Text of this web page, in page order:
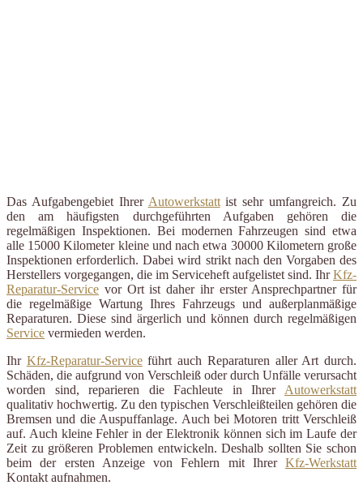
Das Aufgabengebiet Ihrer Autowerkstattist sehr umfangreich. Zu
den am häufigsten durchgeführten Aufgaben gehören die
regelmäßigen Inspektionen. Bei modernen Fahrzeugen sind etwa
alle 15000 Kilometer kleine und nach etwa 30000 Kilometern große
Inspektionen erforderlich. Dabei wird strikt nach den Vorgaben des
Herstellers vorgegangen, die im Serviceheft aufgelistet sind. IhrKfz-
Reparatur-Service vor Ort ist daher ihr erster Ansprechpartner für
die regelmäßige Wartung Ihres Fahrzeugs und außerplanmäßige
Reparaturen. Diese sind ärgerlich und können durch regelmäßigen
Service vermieden werden.
Ihr Kfz-Reparatur-Serviceführt auch Reparaturen aller Art durch.
Schäden, die aufgrund von Verschleiß oder durch Unfälle verursacht
worden sind, reparieren die Fachleute in Ihrer Autowerkstatt
qualitativ hochwertig. Zu den typischen Verschleißteilen gehören die
Bremsen und die Auspuffanlage. Auch bei Motoren tritt Verschleiß
auf. Auch kleine Fehler in der Elektronik können sich im Laufe der
Zeit zu größeren Problemen entwickeln. Deshalb sollten Sie schon
beim der ersten Anzeige von Fehlern mit Ihrer Kfz-Werkstatt
Kontakt aufnahmen.